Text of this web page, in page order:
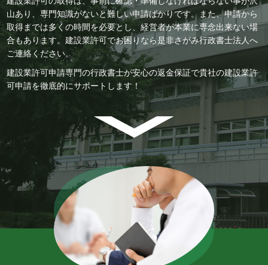
山あり、専門知識がないと難しい申請ばかりです。また、申請から
取得までは多くの時間を必要とし、経営者が本業に専念出来ない場
合もあります。建設業許可でお困りなら是非さがみ行政書士法人へ
ご連絡ください。
建設業許可申請専門の行政書士が安心の返金保証で貴社の建設業許
可申請を徹底的にサポートします！